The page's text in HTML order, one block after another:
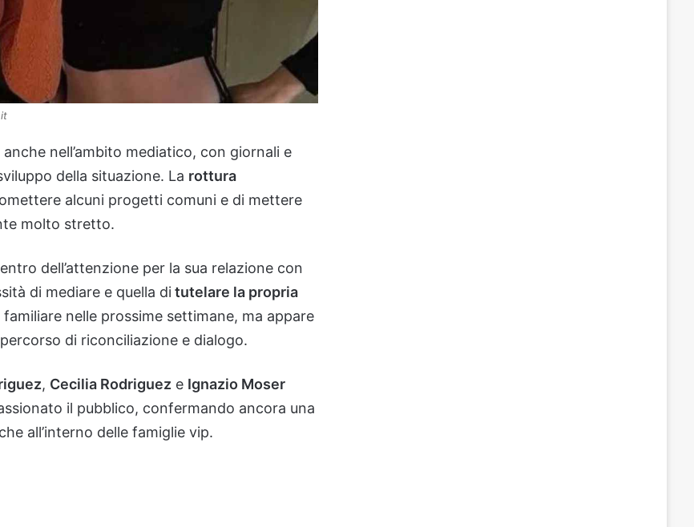
nell’ambito mediatico, con giornali e
della situazione. La rottura
alcuni progetti comuni e di mettere
molto stretto.
dell’attenzione per la sua relazione con
di mediare e quella di tutelare la propria
nelle prossime settimane, ma appare
di riconciliazione e dialogo.
, Cecilia Rodriguez e Ignazio Moser
il pubblico, confermando ancora una
all’interno delle famiglie vip.